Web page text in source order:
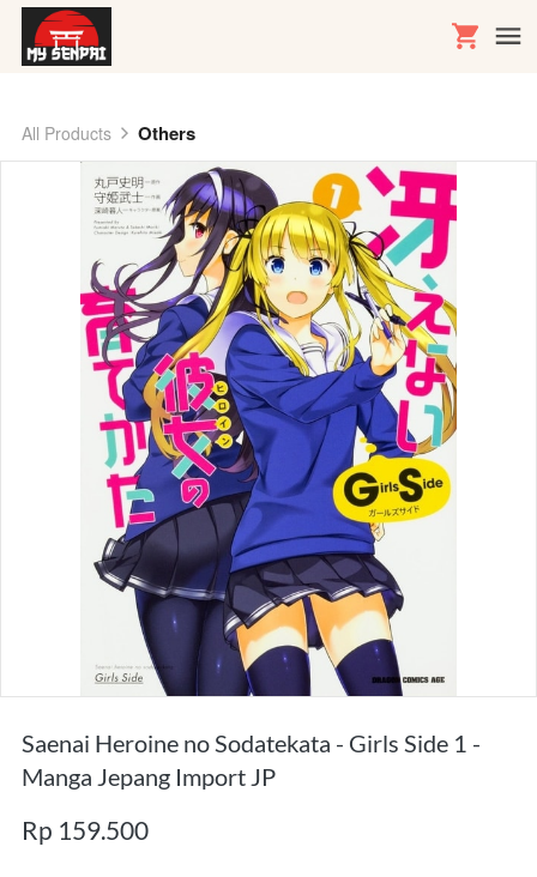
All Products Others
Saenai Heroine no Sodatekata - Girls Side 1 -
Manga Jepang Import JP
Rp 159.500